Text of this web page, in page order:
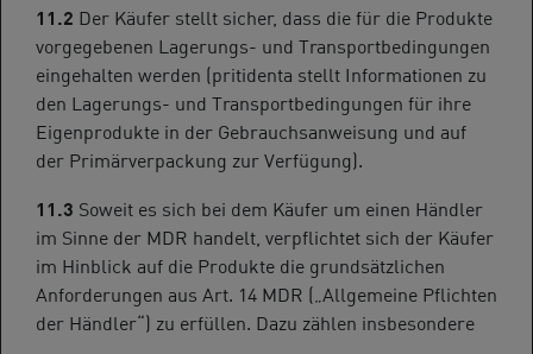
11.2 Der Käufer stellt sicher, dass die für die Produkte
vorgegebenen Lagerungs- und Transportbedingungen
eingehalten werden (pritidenta stellt Informationen zu
den Lagerungs- und Transportbedingungen für ihre
Eigenprodukte in der Gebrauchsanweisung und auf
der Primärverpackung zur Verfügung).
11.3 Soweit es sich bei dem Käufer um einen Händler
im Sinne der MDR handelt, verpflichtet sich der Käufer
im Hinblick auf die Produkte die grundsätzlichen
Anforderungen aus Art. 14 MDR („Allgemeine Pflichten
der Händler“) zu erfüllen. Dazu zählen insbesondere